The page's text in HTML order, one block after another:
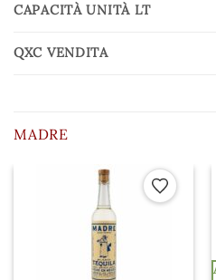
CAPACITÀ UNITÀ LT
QXC VENDITA
MADRE
Aggiungi